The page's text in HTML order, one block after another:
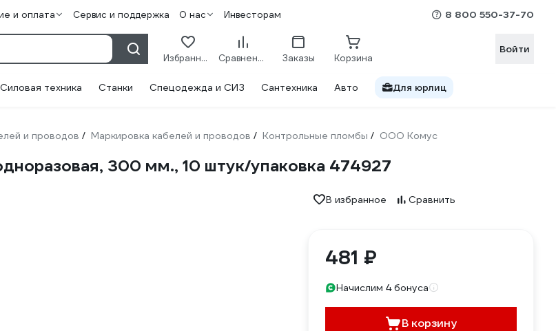
и оплата Сервис и поддержка О нас Инвесторам 8 800 550-37-70
Избранное Сравнение Заказы Корзина
Войти
Силовая техника Станки Спецодежда и СИЗ Сантехника Авто Для юрлиц
и проводов / Маркировка кабелей и проводов / Контрольные пломбы / ООО Комус
300 мм., 10 штук/упаковка 474927
В избранное Сравнить
481 ₽
Начислим 4 бонуса
В корзину